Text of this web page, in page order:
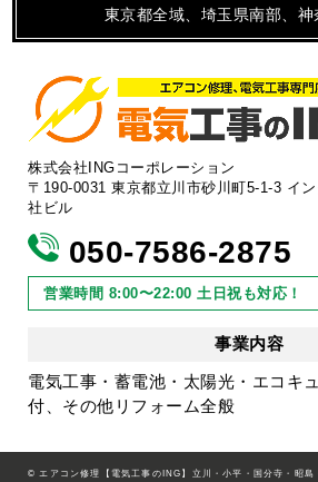
東京都全域、埼玉県南部、神
株式会社INGコーポレーション
〒190-0031 東京都立川市砂川町5-1-3 イ
社ビル
050-7586-2875
営業時間 8:00〜22:00 土日祝も対応！
事業内容
電気工事・蓄電池・太陽光・エコキ
付、その他リフォーム全般
©エアコン修理【電気工事のING】立川・小平・国分寺・昭島